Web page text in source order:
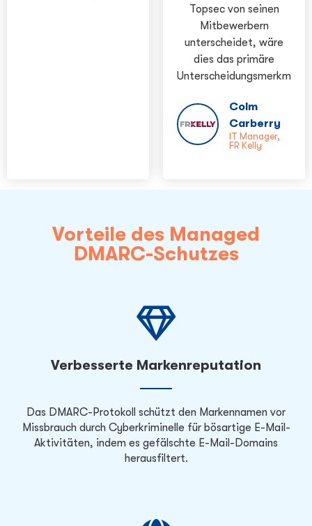
Topsec von seinen
Mitbewerbern
unterscheidet, wäre
dies das primäre
Unterscheidungsmerkmal.“
Colm
Carberry
IT Manager,
FR Kelly
Vorteile des Managed
DMARC-Schutzes
Verbesserte Markenreputation
Das DMARC-Protokoll schützt den Markennamen vor
Missbrauch durch Cyberkriminelle für bösartige E-Mail-
Aktivitäten, indem es gefälschte E-Mail-Domains
herausfiltert.